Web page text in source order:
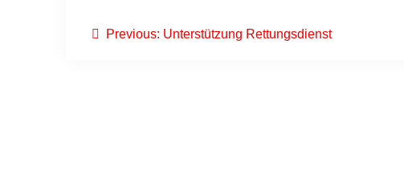
Beitragsnavigation
Previous: Previous
Unterstützung Rettungsdienst